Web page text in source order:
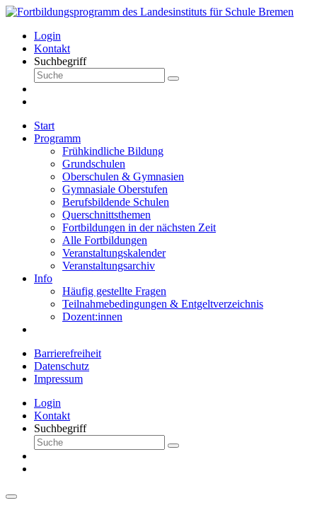
Login
Kontakt
Suchbegriff
Start
Programm
Frühkindliche Bildung
Grundschulen
Oberschulen & Gymnasien
Gymnasiale Oberstufen
Berufsbildende Schulen
Querschnittsthemen
Fortbildungen in der nächsten Zeit
Alle Fortbildungen
Veranstaltungskalender
Veranstaltungsarchiv
Info
Häufig gestellte Fragen
Teilnahmebedingungen & Entgeltverzeichnis
Dozent:innen
Barrierefreiheit
Datenschutz
Impressum
Login
Kontakt
Suchbegriff